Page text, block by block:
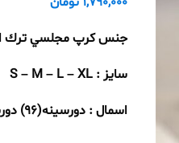
جنس كرپ مجلسي ترك
سایز : S – M – L – XL
اسمال : دورسینه(96) دورشکم(100) دورباسن(112) دوربازو(38)